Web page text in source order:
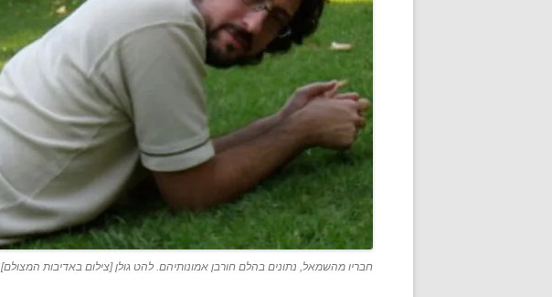
חבריו מהשמאל, נתונים בהלם חורבן אמונותיהם. להט גולן [צילום באדיבות המצולם]